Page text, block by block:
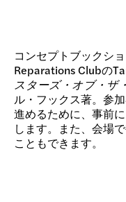
コンセプトブックシ
Reparations Clubの
スターズ・オブ・ザ
ル・フックス著。参
進めるために、事前
します。また、会場
こともできます。